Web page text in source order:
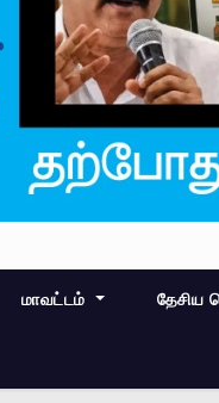
மாவட்டம் தேசிய